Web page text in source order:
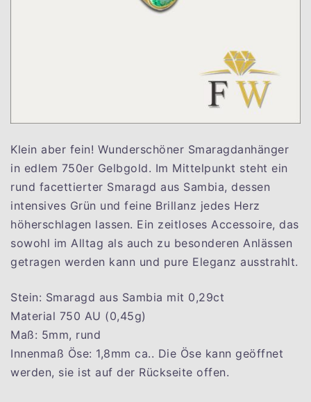
Klein aber fein! Wunderschöner Smaragdanhänger
in edlem 750er Gelbgold. Im Mittelpunkt steht ein
rund facettierter Smaragd aus Sambia, dessen
intensives Grün und feine Brillanz jedes Herz
höherschlagen lassen. Ein zeitloses Accessoire, das
sowohl im Alltag als auch zu besonderen Anlässen
getragen werden kann und pure Eleganz ausstrahlt.
Stein: Smaragd aus Sambia mit 0,29ct
Material 750 AU (0,45g)
Maß: 5mm, rund
Innenmaß Öse: 1,8mm ca.. Die Öse kann geöffnet
werden, sie ist auf der Rückseite offen.